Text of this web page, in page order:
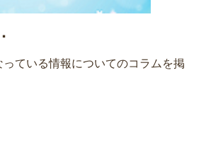
ている情報についてのコラムを掲